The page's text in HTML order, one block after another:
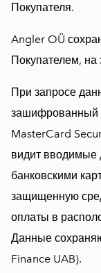
Покупателя.
Angler OÜ
Покупателем,
При запросе
зашифрованный
MasterCard
видит вводимые
банковскими
защищенную
оплаты в
Данные
Finance UAB).